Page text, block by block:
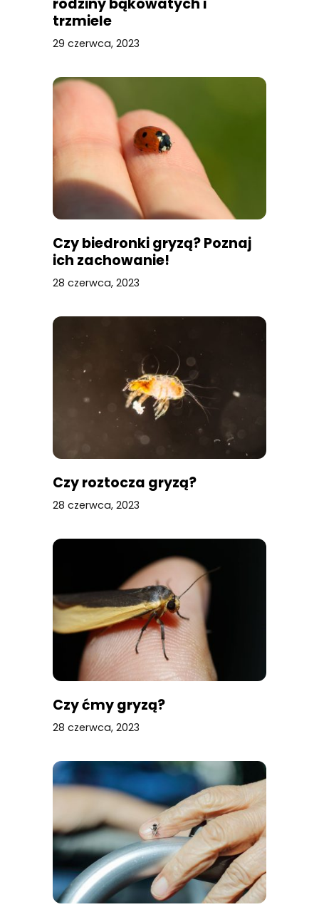
rodziny bąkowatych i
trzmiele
29 czerwca, 2023
Czy biedronki gryzą? Poznaj
ich zachowanie!
28 czerwca, 2023
Czy roztocza gryzą?
28 czerwca, 2023
Czy ćmy gryzą?
28 czerwca, 2023